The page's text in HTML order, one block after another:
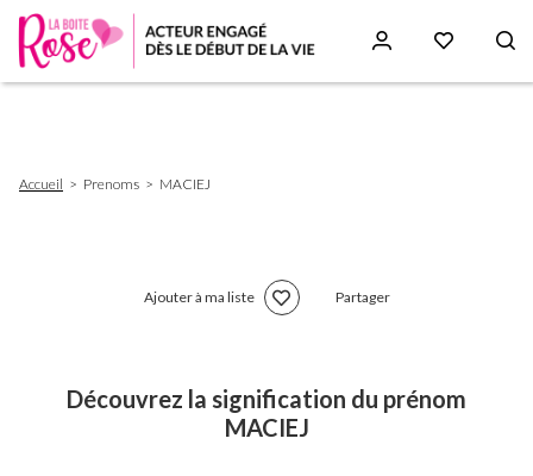
d'Ariane
Accueil Prenoms MACIEJ
Ajouter à ma liste Partager
Découvrez la signification du prénom
MACIEJ